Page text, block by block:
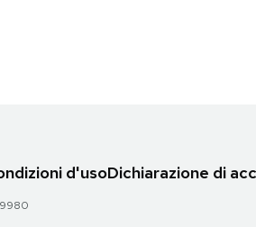
d'usoDichiarazione di